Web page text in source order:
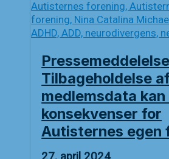
Tilbageholdelse
medlemsdata
konsekvenser for
Autisternes egen